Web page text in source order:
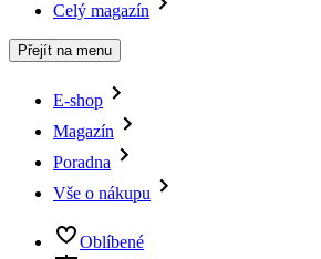
Celý magazín
Přejít na menu
E-shop
Magazín
Poradna
Vše o nákupu
Oblíbené